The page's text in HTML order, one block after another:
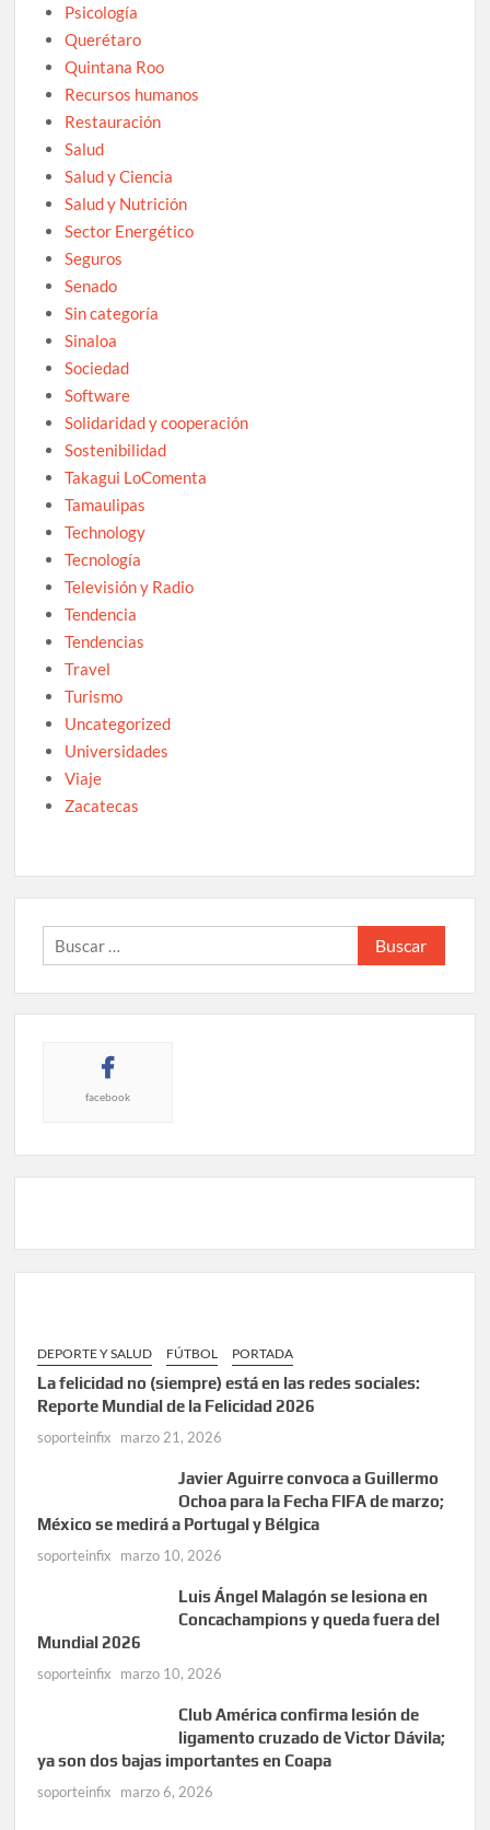
Psicología
Querétaro
Quintana Roo
Recursos humanos
Restauración
Salud
Salud y Ciencia
Salud y Nutrición
Sector Energético
Seguros
Senado
Sin categoría
Sinaloa
Sociedad
Software
Solidaridad y cooperación
Sostenibilidad
Takagui LoComenta
Tamaulipas
Technology
Tecnología
Televisión y Radio
Tendencia
Tendencias
Travel
Turismo
Uncategorized
Universidades
Viaje
Zacatecas
Buscar:
facebook
DEPORTE Y SALUD FÚTBOL PORTADA
La felicidad no (siempre) está en las redes sociales:
Reporte Mundial de la Felicidad 2026
soporteinfix marzo 21, 2026
Javier Aguirre convoca a Guillermo
Ochoa para la Fecha FIFA de marzo;
México se medirá a Portugal y Bélgica
soporteinfix marzo 10, 2026
Luis Ángel Malagón se lesiona en
Concachampions y queda fuera del
Mundial 2026
soporteinfix marzo 10, 2026
Club América confirma lesión de
ligamento cruzado de Victor Dávila;
ya son dos bajas importantes en Coapa
soporteinfix marzo 6, 2026